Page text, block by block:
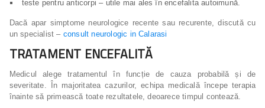
teste pentru anticorpi – utile mai ales în encefalita autoimună.
Dacă apar simptome neurologice recente sau recurente, discută cu
un specialist – consult neurologic in Calarasi
TRATAMENT ENCEFALITĂ
Medicul alege tratamentul în funcție de cauza probabilă și de
severitate. În majoritatea cazurilor, echipa medicală începe terapia
înainte să primească toate rezultatele, deoarece timpul contează.